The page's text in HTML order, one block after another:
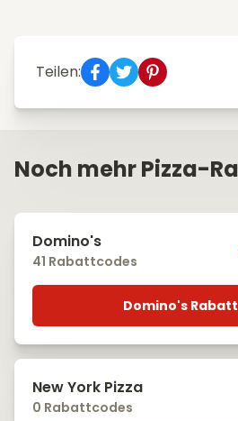
Teilen:
Noch mehr Pizza-
Domino's
41 Rabattcodes
Domino's
New York Pizza
0 Rabattcodes